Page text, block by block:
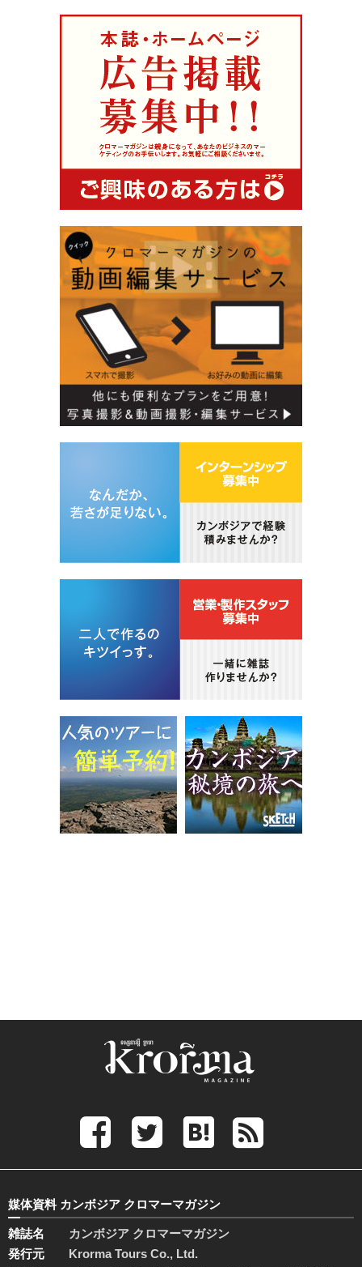
媒体資料 カンボジア クロマーマガジン
雑誌名
カンボジア クロマーマガジン
発行元
Krorma Tours Co., Ltd.